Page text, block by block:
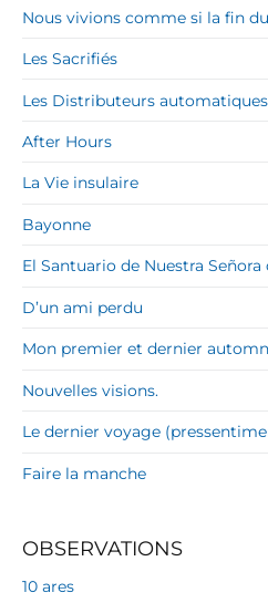
Nous vivions comme si la fin
Les Sacrifiés
Les Distributeurs
After Hours
La Vie insulaire
Bayonne
El Santuario de Nuestra
D’un ami perdu
Mon premier et dernier
Nouvelles visions.
Le dernier voyage
Faire la manche
OBSERVATIONS
10 ares